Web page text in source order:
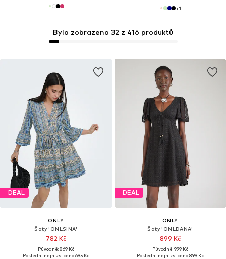
+1
Bylo zobrazeno 32 z 416 produktů
DEAL
ONLY
Šaty 'ONLSINA'
782 Kč
Původně: 869 Kč
Poslední nejnižší cena:695 Kč
DEAL
ONLY
Šaty 'ONLDANA'
899 Kč
Původně: 999 Kč
Poslední nejnižší cena:899 Kč